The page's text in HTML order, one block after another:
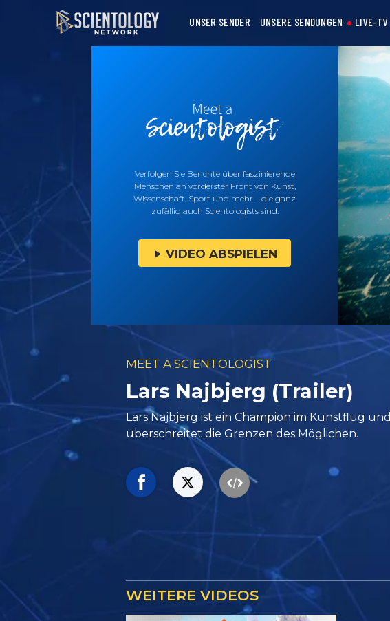
UNSER SENDER UNSERE SENDUNGEN LIVE-TV
Verfolgen Sie Berichte über faszinierende
Menschen an vorderster Front von Kunst,
Wissenschaft, Sport und mehr – die ganz
zufällig auch Scientologists sind.
VIDEO ABSPIELEN
MEET A SCIENTOLOGIST
Lars Najbjerg (Trailer)
Lars Najbjerg ist ein Champion im Kunstflug und
überschreitet die Grenzen des Möglichen.
WEITERE VIDEOS